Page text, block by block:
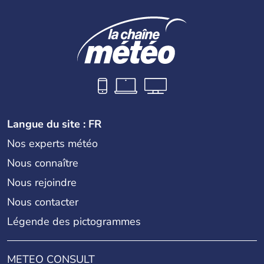
Langue du site : FR
Nos experts météo
Nous connaître
Nous rejoindre
Nous contacter
Légende des pictogrammes
METEO CONSULT